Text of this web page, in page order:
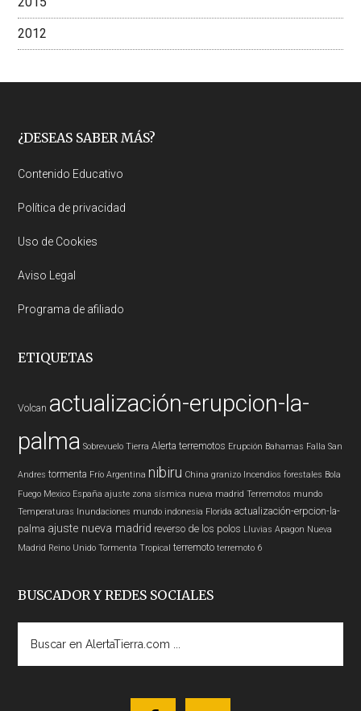
2012
Footer
¿DESEAS SABER MÁS?
Contenido Educativo
Política de privacidad
Uso de Cookies
Aviso Legal
Programa de afiliado
ETIQUETAS
Volcan actualización-erupcion-la-
palma Sobrevuelo Tierra Alerta terremotos Erupción Bahamas Falla San
Andres tormenta Frío Argentina nibiru China granizo Incendios forestales Bola
Fuego Mexico España ajuste zona sísmica nueva madrid Terremotos mundo
Temperaturas Inundaciones mundo indonesia Florida actualización-erpcion-la-
palma ajuste nueva madrid reverso de los polos Lluvias Apagon Nueva
Madrid Reino Unido Tormenta Tropical terremoto terremoto 6
BUSCADOR Y REDES SOCIALES
AlertaTierra.com